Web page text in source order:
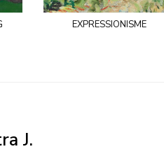
expressionisme
J.